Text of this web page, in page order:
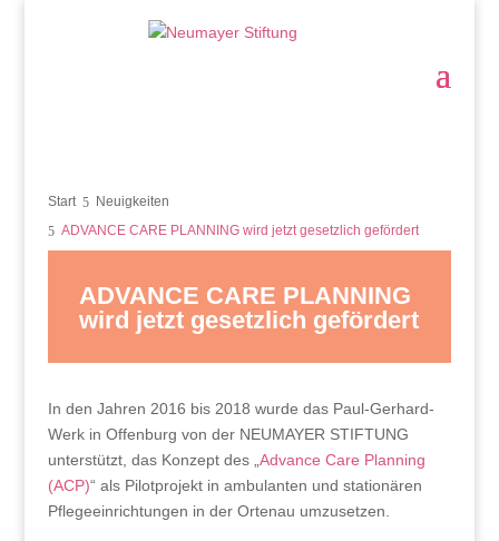
Start
Neuigkeiten
ADVANCE CARE PLANNING wird jetzt gesetzlich gefördert
ADVANCE CARE PLANNING
wird jetzt gesetzlich gefördert
In den Jahren 2016 bis 2018 wurde das Paul-Gerhard-
Werk in Offenburg von der NEUMAYER STIFTUNG
unterstützt, das Konzept des „ Advance Care Planning
(ACP)“ als Pilotprojekt in ambulanten und stationären
Pflegeeinrichtungen in der Ortenau umzusetzen.